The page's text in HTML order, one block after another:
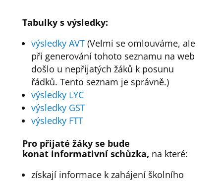
Tabulky s výsledky:
výsledky AVT(Velmi se omlouváme, ale
při generování tohoto seznamu na web
došlo u nepřijatých žáků k posunu
řádků. Tento seznam je správně.)
výsledky LYC
výsledky GST
výsledky FTT
Pro přijaté žáky se bude
konatinformativní schůzka, na které:
získají informace k zahájení školního